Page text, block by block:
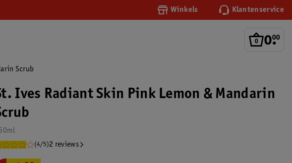
Winkels Klantenservice
0.
00
Scrub
Ives Radiant Skin Pink Lemon & Mandarin
(4/5)2 reviews